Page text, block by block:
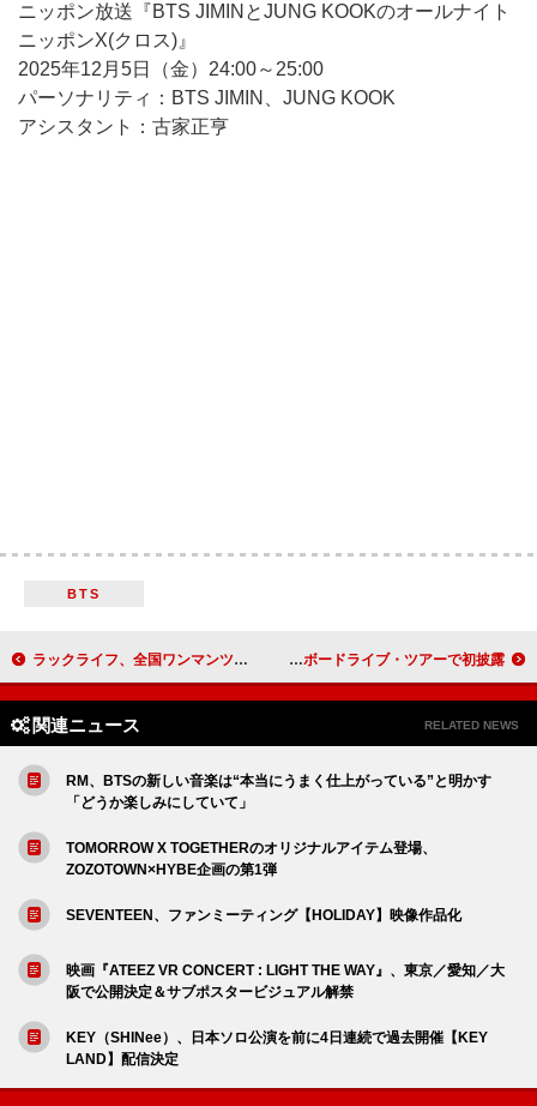
ニッポン放送『BTS JIMINとJUNG KOOKのオールナイト
ニッポンX(クロス)』
2025年12月5日（金）24:00～25:00
パーソナリティ：BTS JIMIN、JUNG KOOK
アシスタント：古家正亨
BTS
ラックライフ、全国ワンマンツアー【Dreamer Believer】開催決定 シェネル、新曲「そのままでいいよ」のリリースを発表 ビルボードライブ・ツアーで初披露
関連ニュース RELATED NEWS
RM、BTSの新しい音楽は“本当にうまく仕上がっている”と明かす
「どうか楽しみにしていて」
TOMORROW X TOGETHERのオリジナルアイテム登場、
ZOZOTOWN×HYBE企画の第1弾
SEVENTEEN、ファンミーティング【HOLIDAY】映像作品化
映画『ATEEZ VR CONCERT : LIGHT THE WAY』、東京／愛知／大
阪で公開決定＆サブポスタービジュアル解禁
KEY（SHINee）、日本ソロ公演を前に4日連続で過去開催【KEY
LAND】配信決定